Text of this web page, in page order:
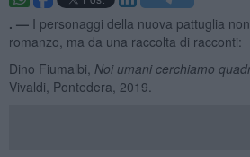
. — I personaggi della nuova pattuglia
romanzo, ma da una raccolta di racconti:
Dino Fiumalbi, Noi umani cerchiamo
Vivaldi, Pontedera, 2019.